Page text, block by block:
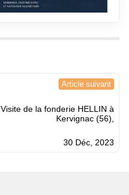
Article suivant
Visite de la fonderie HELLIN à
Kervignac (56),
30 Déc, 2023